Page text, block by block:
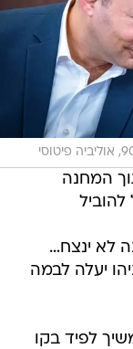
המחנה
להוביל
לא ינצח…
יעלה לבמה
המשיך לפיד בקו